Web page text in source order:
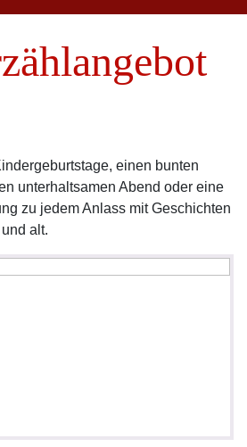
einen bunten
unterhaltsamen Abend oder eine
zu jedem Anlass mit Geschichten
alt.